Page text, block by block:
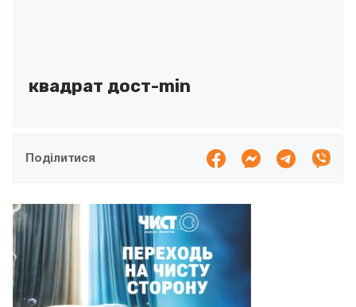
квадрат дост-min
Поділитися